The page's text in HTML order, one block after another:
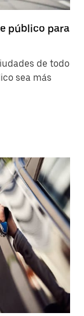
público para
de todo
sea más